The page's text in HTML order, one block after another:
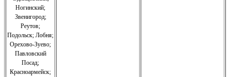
Ногинский;
Звенигород;
Реутов;
Подольск; Лобня;
Орехово-Зуево;
Павловский
Посад;
Красноармейск;